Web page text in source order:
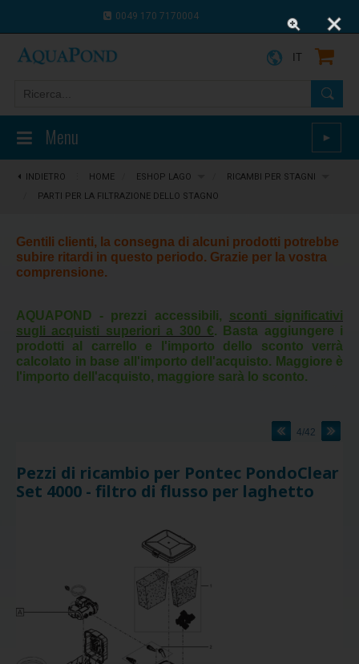
0049 170 7170004
Menu ►
IT
INDIETRO HOME ESHOP LAGO
RICAMBI PER STAGNI
PARTI PER LA FILTRAZIONE DELLO STAGNO
Gentili clienti, la consegna di alcuni prodotti potrebbe
subire ritardi in questo periodo. Grazie per la vostra
comprensione.
AQUAPOND - prezzi accessibili, sconti significativi
sugli acquisti superiori a 300 €. Basta aggiungere i
prodotti al carrello e l'importo dello sconto verrà
calcolato in base all'importo dell'acquisto. Maggiore è
l'importo dell'acquisto, maggiore sarà lo sconto.
4/42
Pezzi di ricambio per Pontec PondoClear
Set 4000 - filtro di flusso per laghetto